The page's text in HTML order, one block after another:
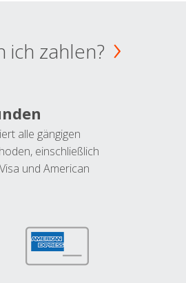
ich zahlen?
alle gängigen
einschließlich
und American